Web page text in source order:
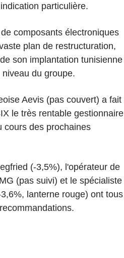
particulière.
composants électroniques
plan de restructuration,
son implantation tunisienne
du groupe.
Aevis (pas couvert) a fait
le très rentable gestionnaire
cours des prochaines
(-3,5%), l'opérateur de
(pas suivi) et le spécialiste
lanterne rouge) ont tous